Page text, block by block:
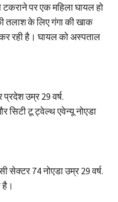
पर एक महिला घायल हो
तलाश के लिए गंगा की खाक
रही है। घायल को अस्पताल
प्रदेश उम्र 29 वर्ष.
सिटी टू ट्वेल्थ एवेन्यू नोएडा
सेक्टर 74 नोएडा उम्र 29 वर्ष.